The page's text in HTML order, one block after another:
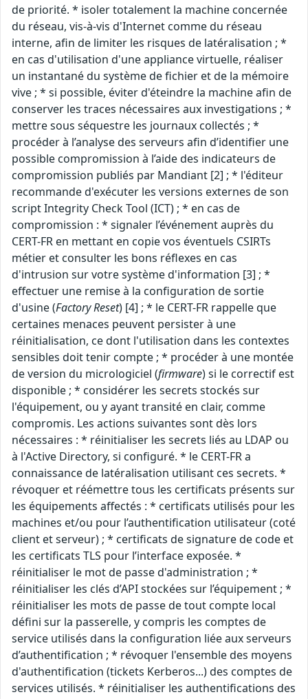
de priorité. * isoler totalement la machine concernée
du réseau, vis-à-vis d'Internet comme du réseau
interne, afin de limiter les risques de latéralisation ; *
en cas d'utilisation d'une appliance virtuelle, réaliser
un instantané du système de fichier et de la mémoire
vive ; * si possible, éviter d'éteindre la machine afin de
conserver les traces nécessaires aux investigations ; *
mettre sous séquestre les journaux collectés ; *
procéder à l’analyse des serveurs afin d’identifier une
possible compromission à l’aide des indicateurs de
compromission publiés par Mandiant [2] ; * l'éditeur
recommande d'exécuter les versions externes de son
script Integrity Check Tool (ICT) ; * en cas de
compromission : * signaler l’événement auprès du
CERT-FR en mettant en copie vos éventuels CSIRTs
métier et consulter les bons réflexes en cas
d'intrusion sur votre système d'information [3] ; *
effectuer une remise à la configuration de sortie
d'usine (Factory Reset) [4] ; * le CERT-FR rappelle que
certaines menaces peuvent persister à une
réinitialisation, ce dont l'utilisation dans les contextes
sensibles doit tenir compte ; * procéder à une montée
de version du micrologiciel (firmware) si le correctif est
disponible ; * considérer les secrets stockés sur
l'équipement, ou y ayant transité en clair, comme
compromis. Les actions suivantes sont dès lors
nécessaires : * réinitialiser les secrets liés au LDAP ou
à l'Active Directory, si configuré. * le CERT-FR a
connaissance de latéralisation utilisant ces secrets. *
révoquer et réémettre tous les certificats présents sur
les équipements affectés : * certificats utilisés pour les
machines et/ou pour l’authentification utilisateur (coté
client et serveur) ; * certificats de signature de code et
les certificats TLS pour l’interface exposée. *
réinitialiser le mot de passe d'administration ; *
réinitialiser les clés d’API stockées sur l’équipement ; *
réinitialiser les mots de passe de tout compte local
défini sur la passerelle, y compris les comptes de
service utilisés dans la configuration liée aux serveurs
d’authentification ; * révoquer l'ensemble des moyens
d'authentification (tickets Kerberos...) des comptes de
services utilisés. * réinitialiser les authentifications des